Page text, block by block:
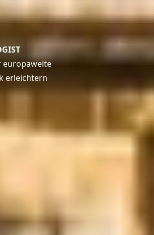
europaweite
erleichtern